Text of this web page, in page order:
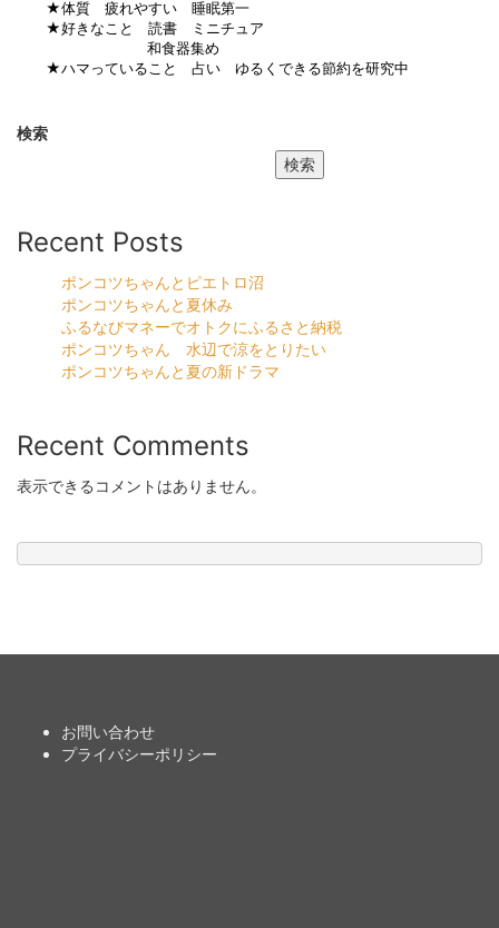
★体質 疲れやすい 睡眠第一
★好きなこと 読書 ミニチュア
和食器集め
★ハマっていること 占い ゆるくできる節約を研究中
検索
検索
Recent Posts
ポンコツちゃんとピエトロ沼
ポンコツちゃんと夏休み
ふるなびマネーでオトクにふるさと納税
ポンコツちゃん 水辺で涼をとりたい
ポンコツちゃんと夏の新ドラマ
Recent Comments
表示できるコメントはありません。
お問い合わせ
プライバシーポリシー